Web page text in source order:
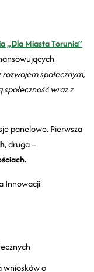
„Dla Miasta Torunia”
społecznym,
wraz z
panelowe. Pierwsza
, druga –
Innowacji
wniosków o